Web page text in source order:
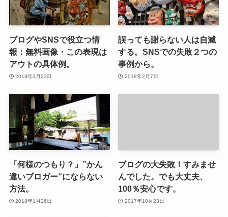
ブログやSNSで役立つ情
報：無料画像・この表現は
アウトの具体例。
2018年3月23日
誤っても謝らない人は自滅
する。SNSでの失敗２つの
事例から。
2018年2月7日
「何様のつもり？」”かん
違いブロガー”にならない
方法。
2018年1月26日
ブログの大失敗！すみませ
んでした。でも大丈夫、
100％安心です。
2017年10月23日